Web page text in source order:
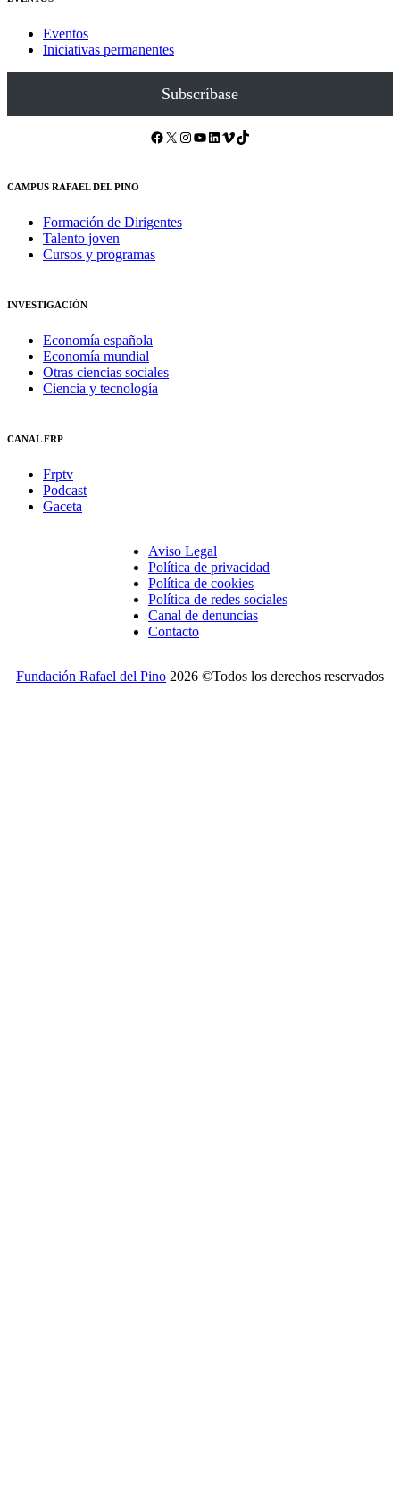
Eventos
Iniciativas permanentes
Subscríbase
Facebook X Instagram YouTube LinkedIn Vimeo TikTok
CAMPUS RAFAEL DEL PINO
Formación de Dirigentes
Talento joven
Cursos y programas
INVESTIGACIÓN
Economía española
Economía mundial
Otras ciencias sociales
Ciencia y tecnología
CANAL FRP
Frptv
Podcast
Gaceta
Aviso Legal
Política de privacidad
Política de cookies
Política de redes sociales
Canal de denuncias
Contacto
Fundación Rafael del Pino 2026 ©Todos los derechos reservados